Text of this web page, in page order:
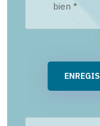
bien *